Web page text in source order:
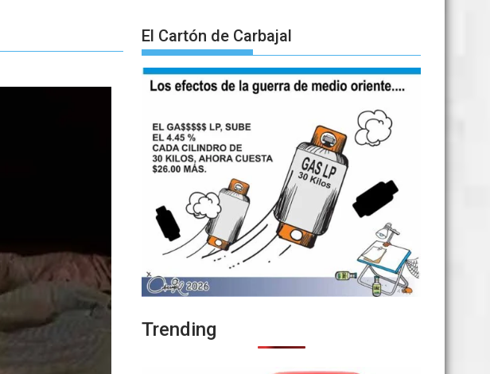
El Cartón de Carbajal
Trending